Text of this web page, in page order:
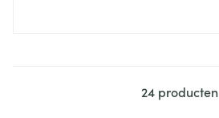
24 producten